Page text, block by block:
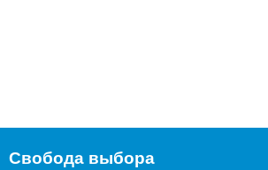
Свобода выбора